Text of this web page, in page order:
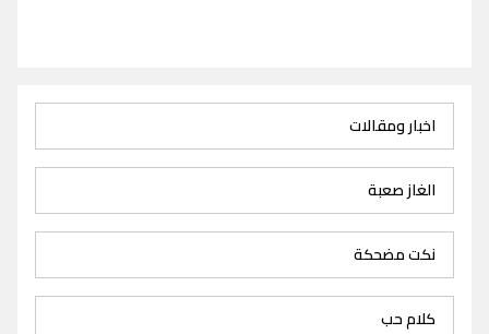
اخبار ومقالات
الغاز صعبة
نكت مضحكة
كلام حب